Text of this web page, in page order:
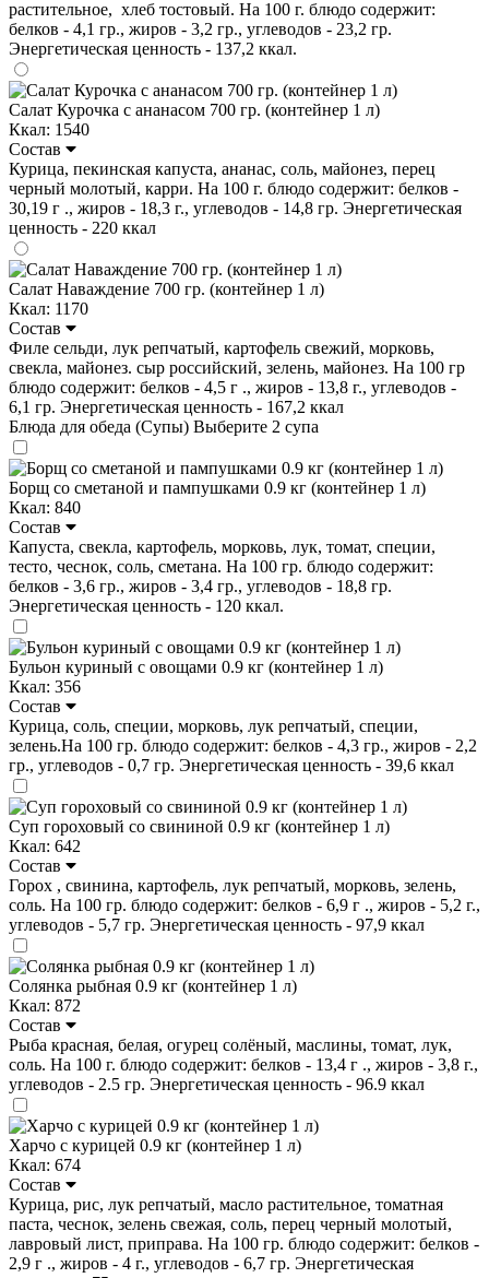
растительное, хлеб тостовый. На 100 г. блюдо содержит:
белков - 4,1 гр., жиров - 3,2 гр., углеводов - 23,2 гр.
Энергетическая ценность - 137,2 ккал.
Салат Курочка с ананасом 700 гр. (контейнер 1 л)
Ккал: 1540
Состав
Курица, пекинская капуста, ананас, соль, майонез, перец
черный молотый, карри. На 100 г. блюдо содержит: белков -
30,19 г ., жиров - 18,3 г., углеводов - 14,8 гр. Энергетическая
ценность - 220 ккал
Салат Наваждение 700 гр. (контейнер 1 л)
Ккал: 1170
Состав
Филе сельди, лук репчатый, картофель свежий, морковь,
свекла, майонез. сыр российский, зелень, майонез. На 100 гр
блюдо содержит: белков - 4,5 г ., жиров - 13,8 г., углеводов -
6,1 гр. Энергетическая ценность - 167,2 ккал
Блюда для обеда (Супы) Выберите 2 супа
Борщ со сметаной и пампушками 0.9 кг (контейнер 1 л)
Ккал: 840
Состав
Капуста, свекла, картофель, морковь, лук, томат, специи,
тесто, чеснок, соль, сметана. На 100 гр. блюдо содержит:
белков - 3,6 гр., жиров - 3,4 гр., углеводов - 18,8 гр.
Энергетическая ценность - 120 ккал.
Бульон куриный с овощами 0.9 кг (контейнер 1 л)
Ккал: 356
Состав
Курица, соль, специи, морковь, лук репчатый, специи,
зелень.На 100 гр. блюдо содержит: белков - 4,3 гр., жиров - 2,2
гр., углеводов - 0,7 гр. Энергетическая ценность - 39,6 ккал
Суп гороховый со свининой 0.9 кг (контейнер 1 л)
Ккал: 642
Состав
Горох , свинина, картофель, лук репчатый, морковь, зелень,
соль. На 100 гр. блюдо содержит: белков - 6,9 г ., жиров - 5,2 г.,
углеводов - 5,7 гр. Энергетическая ценность - 97,9 ккал
Солянка рыбная 0.9 кг (контейнер 1 л)
Ккал: 872
Состав
Рыба красная, белая, огурец солёный, маслины, томат, лук,
соль. На 100 г. блюдо содержит: белков - 13,4 г ., жиров - 3,8 г.,
углеводов - 2.5 гр. Энергетическая ценность - 96.9 ккал
Харчо с курицей 0.9 кг (контейнер 1 л)
Ккал: 674
Состав
Курица, рис, лук репчатый, масло растительное, томатная
паста, чеснок, зелень свежая, соль, перец черный молотый,
лавровый лист, приправа. На 100 гр. блюдо содержит: белков -
2,9 г ., жиров - 4 г., углеводов - 6,7 гр. Энергетическая